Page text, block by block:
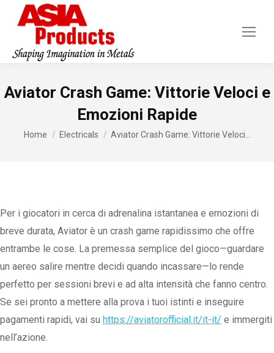
Aviator Crash Game: Vittorie Veloci e
Emozioni Rapide
You are here:
Home Electricals Aviator Crash Game: Vittorie Veloci…
Per i giocatori in cerca di adrenalina istantanea e emozioni di
breve durata, Aviator è un crash game rapidissimo che offre
entrambe le cose. La premessa semplice del gioco—guardare
un aereo salire mentre decidi quando incassare—lo rende
perfetto per sessioni brevi e ad alta intensità che fanno centro.
Se sei pronto a mettere alla prova i tuoi istinti e inseguire
pagamenti rapidi, vai su https://aviatorofficial.it/it-it/ e immergiti
nell’azione.